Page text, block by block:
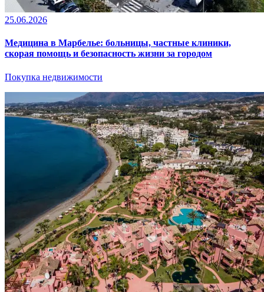
25.06.2026
Медицина в Марбелье: больницы, частные клиники,
скорая помощь и безопасность жизни за городом
Покупка недвижимости